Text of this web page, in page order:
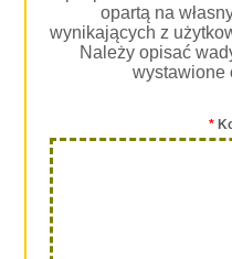
opartą na
wynikających z
Należy opisać
wystawione
*